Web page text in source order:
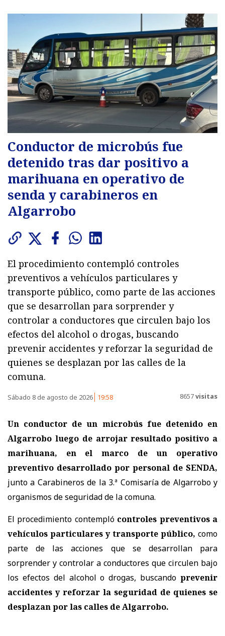
Conductor de microbús fue
detenido tras dar positivo a
marihuana en operativo de
senda y carabineros en
Algarrobo
El procedimiento contempló controles
preventivos a vehículos particulares y
transporte público, como parte de las acciones
que se desarrollan para sorprender y
controlar a conductores que circulen bajo los
efectos del alcohol o drogas, buscando
prevenir accidentes y reforzar la seguridad de
quienes se desplazan por las calles de la
comuna.
Sábado 8 de agosto de 2026 19:58 8657visitas
Un conductor de un microbús fue detenido en
Algarrobo luego de arrojar resultado positivo a
marihuana, en el marco de un operativo
preventivo desarrollado por personal de SENDA,
junto a Carabineros de la 3.ª Comisaría de Algarrobo y
organismos de seguridad de la comuna.
El procedimiento contempló controles preventivos a
vehículos particulares y transporte público, como
parte de las acciones que se desarrollan para
sorprender y controlar a conductores que circulen bajo
los efectos del alcohol o drogas, buscando prevenir
accidentes y reforzar la seguridad de quienes se
desplazan por las calles de Algarrobo.